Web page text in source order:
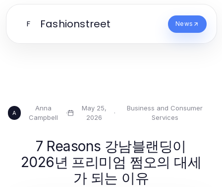
F Fashionstreet News
A
Anna
Campbell
·
May 25,
2026
·
Business and Consumer
Services
7 Reasons 강남블랜딩이
2026년 프리미엄 쩜오의 대세
가 되는 이유